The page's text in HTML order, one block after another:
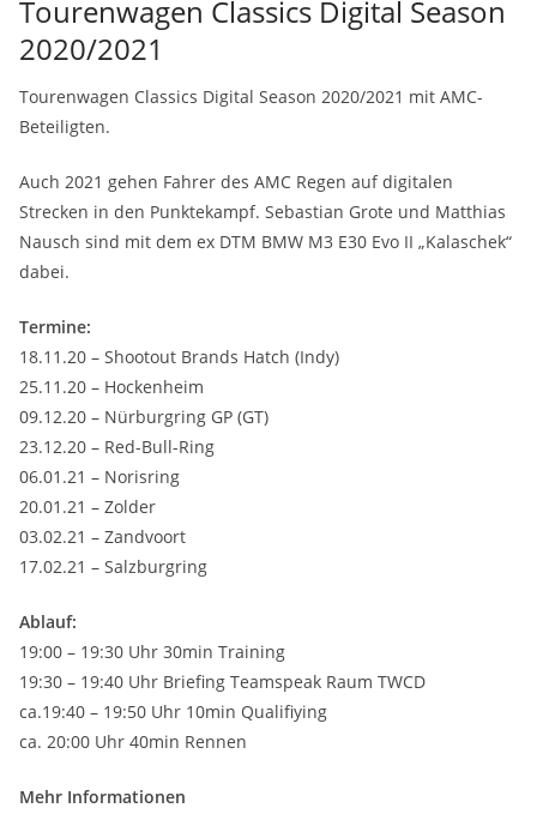
Tourenwagen Classics Digital Season
2020/2021
Tourenwagen Classics Digital Season 2020/2021 mit AMC-
Beteiligten.
Auch 2021 gehen Fahrer des AMC Regen auf digitalen
Strecken in den Punktekampf. Sebastian Grote und Matthias
Nausch sind mit dem ex DTM BMW M3 E30 Evo II „Kalaschek“
dabei.
Termine:
18.11.20 – Shootout Brands Hatch (Indy)
25.11.20 – Hockenheim
09.12.20 – Nürburgring GP (GT)
23.12.20 – Red-Bull-Ring
06.01.21 – Norisring
20.01.21 – Zolder
03.02.21 – Zandvoort
17.02.21 – Salzburgring
Ablauf:
19:00 – 19:30 Uhr 30min Training
19:30 – 19:40 Uhr Briefing Teamspeak Raum TWCD
ca.19:40 – 19:50 Uhr 10min Qualifiying
ca. 20:00 Uhr 40min Rennen
Mehr Informationen